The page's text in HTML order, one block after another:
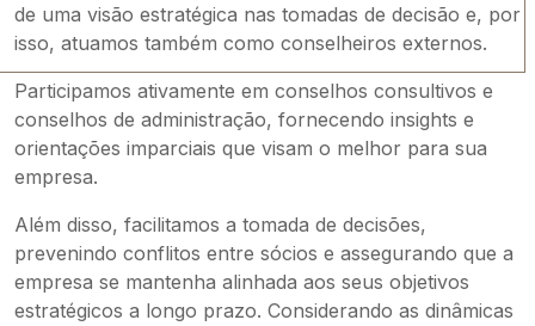
de uma visão estratégica nas tomadas de decisão e, por
isso, atuamos também como conselheiros externos.
Participamos ativamente em conselhos consultivos e
conselhos de administração, fornecendo insights e
orientações imparciais que visam o melhor para sua
empresa.
Além disso, facilitamos a tomada de decisões,
prevenindo conflitos entre sócios e assegurando que a
empresa se mantenha alinhada aos seus objetivos
estratégicos a longo prazo. Considerando as dinâmicas